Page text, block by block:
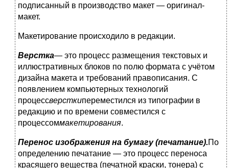
подписанный в производство макет — оригинал-
макет.
Макетирование происходило в редакции.
Верстка— это процесс размещения текстовых и
иллюстративных блоков по полю формата с учётом
дизайна макета и требований правописания. С
появлением компьютерных технологий
процессверсткипереместился из типографии в
редакцию и по времени совместился с
процессоммакетирования.
Перенос изображения на бумагу (печатание).По
определению печатание — это процесс переноса
красящего вещества (печатной краски, тонера) с